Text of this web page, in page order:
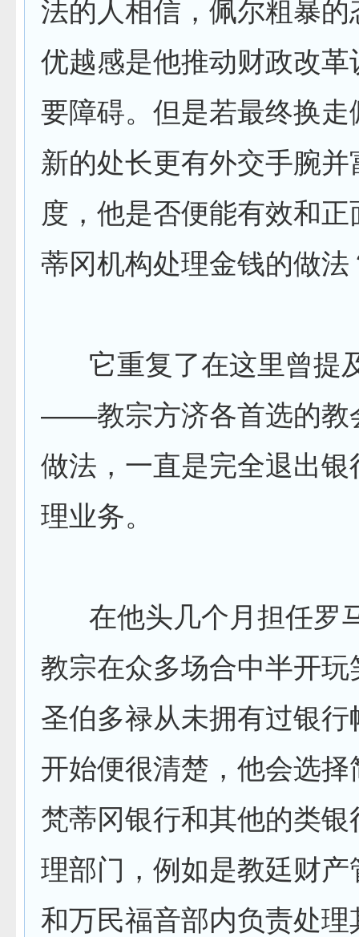
法的人相信，佩尔粗暴的
优越感是他推动财政改革
要障碍。但是若最终换走
新的处长更有外交手腕并
度，他是否便能有效和
蒂冈机构处理金钱的做法
它重复了在这里曾提
——教宗方济各首选的教
做法，一直是完全退出银
理业务。
在他头几个月担任罗
教宗在众多场合中半开玩
圣伯多禄从未拥有过银行
开始便很清楚，他会选择
梵蒂冈银行和其他的类银
理部门，例如是教廷财产
和万民福音部内负责处理